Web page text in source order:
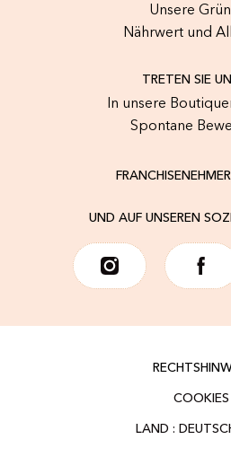
Unsere
Nährwert und
TRETEN SIE
In unsere
Spontane
UND AUF UNSEREN
COOKIES